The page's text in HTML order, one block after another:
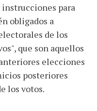
instrucciones para
obligados a
de los
que son aquellos
elecciones
posteriores
los votos.